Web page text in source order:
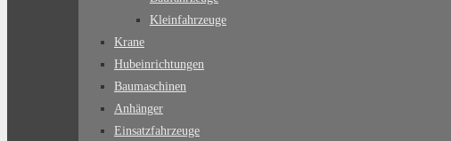
Kleinfahrzeuge
Krane
Hubeinrichtungen
Baumaschinen
Anhänger
Einsatzfahrzeuge